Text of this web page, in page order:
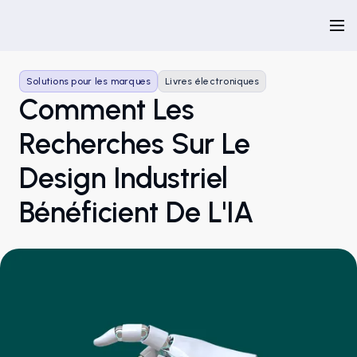
Solutions pour les marques Livres électroniques
Comment Les
Recherches Sur Le
Design Industriel
Bénéficient De L'IA